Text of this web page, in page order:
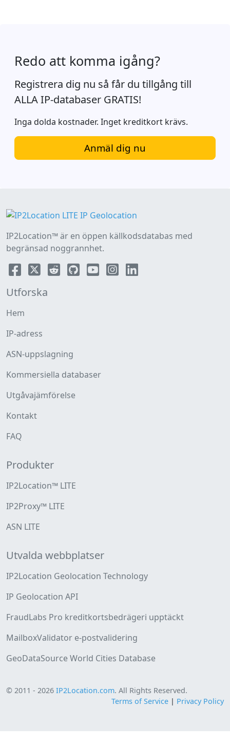
Redo att komma igång?
Registrera dig nu så får du tillgång till
ALLA IP-databaser GRATIS!
Inga dolda kostnader. Inget kreditkort krävs.
Anmäl dig nu
IP2Location™ är en öppen källkodsdatabas med
begränsad noggrannhet.
Utforska
Hem
IP-adress
ASN-uppslagning
Kommersiella databaser
Utgåvajämförelse
Kontakt
FAQ
Produkter
IP2Location™ LITE
IP2Proxy™ LITE
ASN LITE
Utvalda webbplatser
IP2Location Geolocation Technology
IP Geolocation API
FraudLabs Pro kreditkortsbedrägeri upptäckt
MailboxValidator e-postvalidering
GeoDataSource World Cities Database
© 2011 - 2026 IP2Location.com. All Rights Reserved.
Terms of Service | Privacy Policy